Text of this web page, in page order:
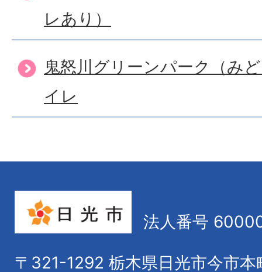
レあり）
鬼怒川グリーンパーク（み
イレ
法人番号
〒321-1292 栃木県日光市今市本